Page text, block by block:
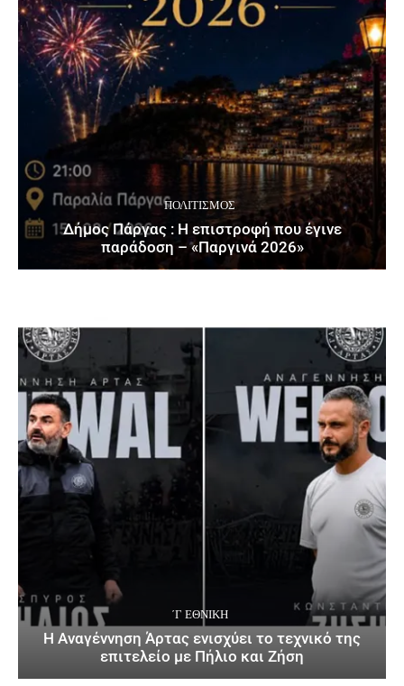
ΠΟΛΙΤΙΣΜΌΣ
Δήμος Πάργας : Η επιστροφή που έγινε
παράδοση – «Παργινά 2026»
΄Γ ΕΘΝΙΚΉ
Η Αναγέννηση Άρτας ενισχύει το τεχνικό της
επιτελείο με Πήλιο και Ζήση